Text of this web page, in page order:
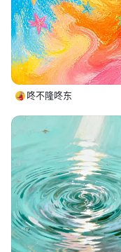
咚不隆咚东